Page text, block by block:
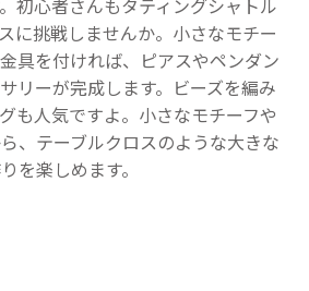
初心者さんもタティングシャトル
に挑戦しませんか。小さなモチー
具を付ければ、ピアスやペンダン
リーが完成します。ビーズを編み
も人気ですよ。小さなモチーフや
、テーブルクロスのような大きな
を楽しめます。